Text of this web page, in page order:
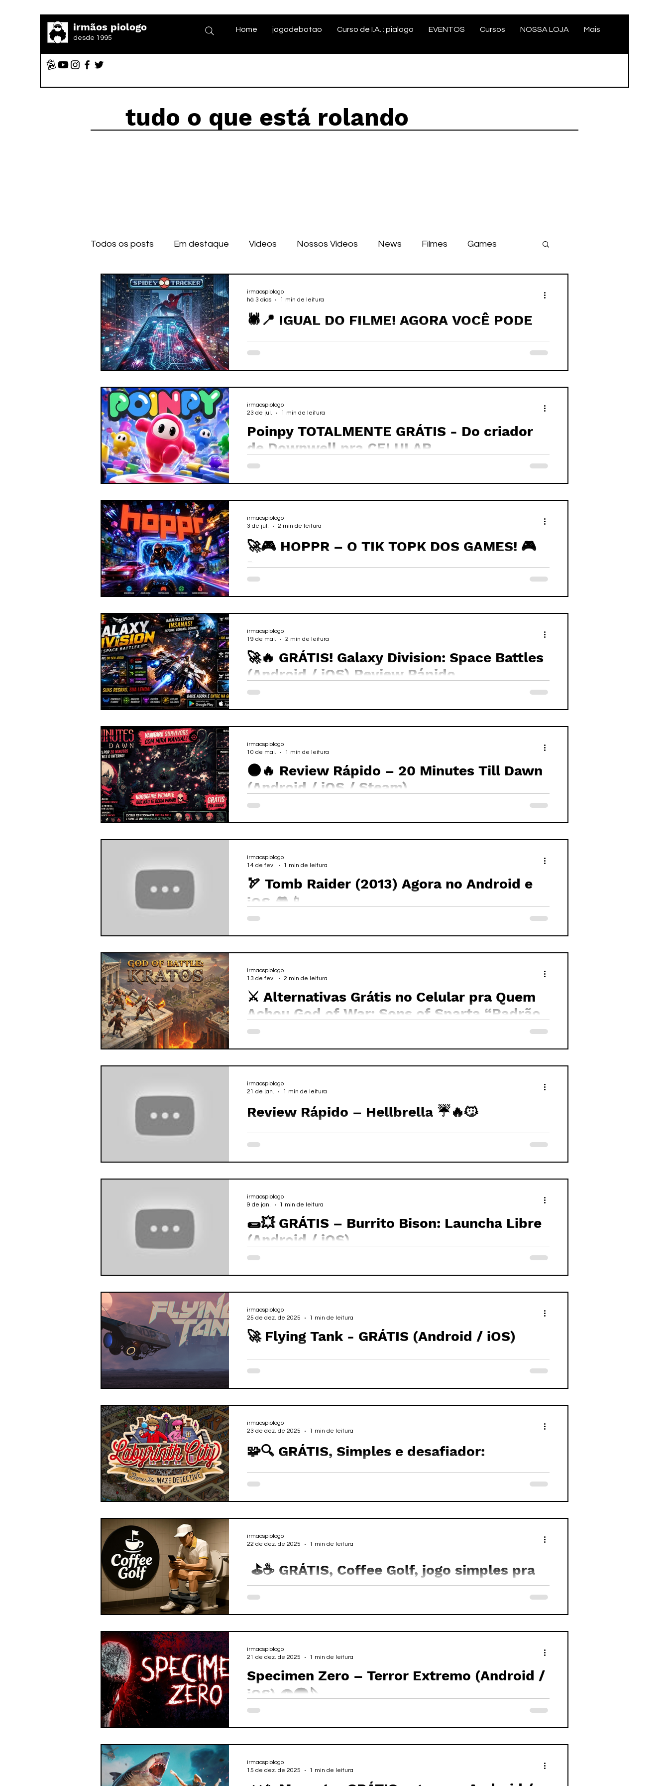
irmãos piologo
desde 1995
Home jogodebotao Curso de I.A. : pialogo EVENTOS Cursos NOSSA LOJA Mais
tudo o que está rolando
Todos os posts Em destaque Vídeos Nossos Vídeos News Filmes Games
Anime Series Desenhos
IOS IOS A CELULAR BILE games
🕷️📍 IGUAL DO FILME! AGORA VOCÊ PODE
"RASTREAR" O HOMEM-ARANHA NA VIDA
REAL!
irmaospiologo
há 3 dias
1 min de leitura
Poinpy TOTALMENTE GRÁTIS - Do criador
de Downwell pra CELULAR
irmaospiologo
23 de jul.
1 min de leitura
🚀🎮 HOPPR – O TIK TOPK DOS GAMES! 🎮
🚀
irmaospiologo
3 de jul.
2 min de leitura
🚀🔥 GRÁTIS! Galaxy Division: Space Battles
(Android / iOS) Review Rápido
irmaospiologo
19 de mai.
2 min de leitura
🌑🔥 Review Rápido – 20 Minutes Till Dawn
(Android / iOS / Steam)
irmaospiologo
10 de mai.
1 min de leitura
🏹 Tomb Raider (2013) Agora no Android e
iOS 🎮📱
irmaospiologo
14 de fev.
1 min de leitura
⚔️ Alternativas Grátis no Celular pra Quem
Achou God of War: Sons of Sparta “Padrão
Celular” 💸📱
irmaospiologo
13 de fev.
2 min de leitura
Review Rápido – Hellbrella ☔🔥😼
irmaospiologo
21 de jan.
1 min de leitura
🌯💥 GRÁTIS – Burrito Bison: Launcha Libre
(Android / iOS)
irmaospiologo
9 de jan.
1 min de leitura
🚀 Flying Tank - GRÁTIS (Android / iOS)
irmaospiologo
25 de dez. de 2025
1 min de leitura
🧩🔍 GRÁTIS, Simples e desafiador:
Labyrinth City (Android / iOS)
irmaospiologo
23 de dez. de 2025
1 min de leitura
⛳☕️ GRÁTIS, Coffee Golf, jogo simples pra
irmaospiologo
22 de dez. de 2025
1 min de leitura
Specimen Zero – Terror Extremo (Android /
iOS) 👁️‍🗨️🔪
irmaospiologo
21 de dez. de 2025
1 min de leitura
irmaospiologo
15 de dez. de 2025
1 min de leitura